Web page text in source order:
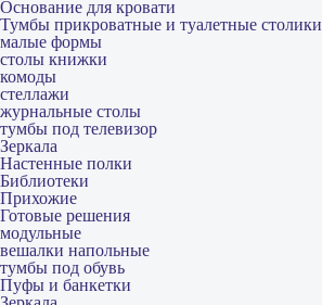
Основание для кровати
Тумбы прикроватные и туалетные столики
малые формы
столы книжки
комоды
стеллажи
журнальные столы
тумбы под телевизор
Зеркала
Настенные полки
Библиотеки
Прихожие
Готовые решения
модульные
вешалки напольные
тумбы под обувь
Пуфы и банкетки